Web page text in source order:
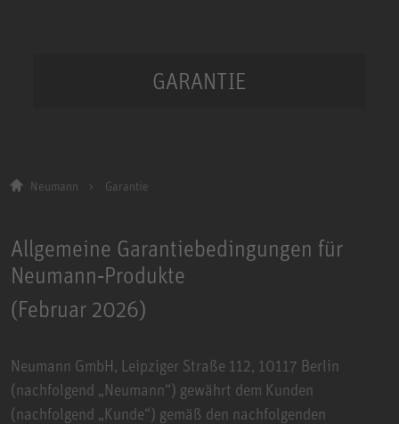
GARANTIE
Neumann Garantie
Allgemeine Garantiebedingungen für
Neumann‑Produkte
(Februar 2026)
Neumann GmbH, Leipziger Straße 112, 10117 Berlin
(nachfolgend „Neumann“) gewährt dem Kunden
(nachfolgend „Kunde“) gemäß den nachfolgenden